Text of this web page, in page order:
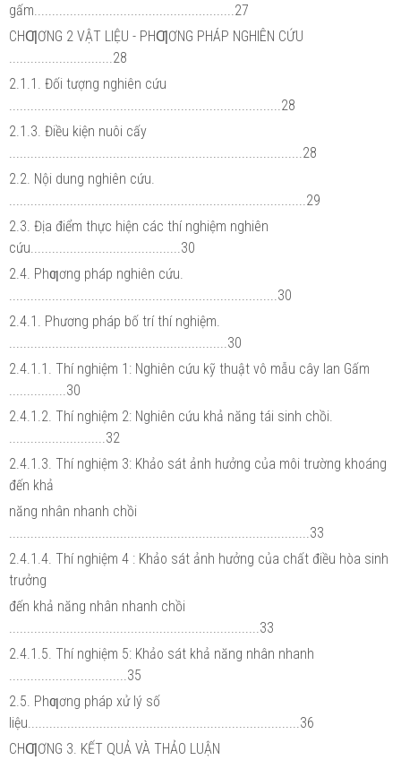
gấm........................................................27
CHƢƠNG 2 VẬT LIỆU - PHƢƠNG PHÁP NGHIÊN CỨU
.............................28
2.1.1. Đối tượng nghiên cứu
............................................................................28
2.1.3. Điều kiện nuôi cấy
..................................................................................28
2.2. Nội dung nghiên cứu.
...................................................................................29
2.3. Địa điểm thực hiện các thí nghiệm nghiên
cứu..........................................30
2.4. Phƣơng pháp nghiên cứu.
...........................................................................30
2.4.1. Phương pháp bố trí thí nghiệm.
.............................................................30
2.4.1.1. Thí nghiệm 1: Nghiên cứu kỹ thuật vô mẫu cây lan Gấm
................30
2.4.1.2. Thí nghiệm 2: Nghiên cứu khả năng tái sinh chồi.
...........................32
2.4.1.3. Thí nghiệm 3: Khảo sát ảnh hưởng của môi trường khoáng
đến khả
năng nhân nhanh chồi
....................................................................................33
2.4.1.4. Thí nghiệm 4 : Khảo sát ảnh hưởng của chất điều hòa sinh
trưởng
đến khả năng nhân nhanh chồi
......................................................................33
2.4.1.5. Thí nghiệm 5: Khảo sát khả năng nhân nhanh
.................................35
2.5. Phƣơng pháp xử lý số
liệu............................................................................36
CHƢƠNG 3. KẾT QUẢ VÀ THẢO LUẬN